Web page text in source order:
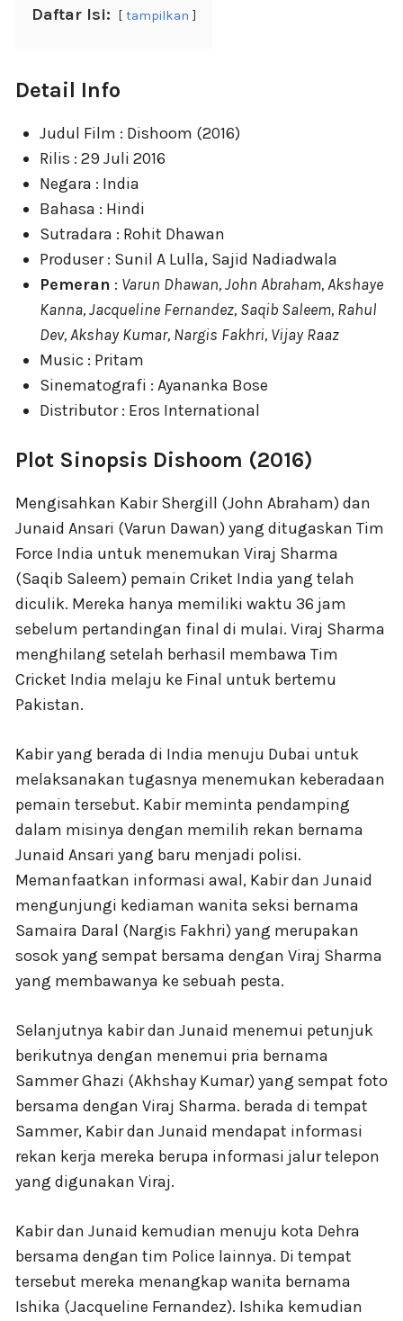
Daftar Isi: tampilkan
Detail Info
Judul Film : Dishoom (2016)
Rilis : 29 Juli 2016
Negara : India
Bahasa : Hindi
Sutradara : Rohit Dhawan
Produser : Sunil A Lulla, Sajid Nadiadwala
Pemeran : Varun Dhawan, John Abraham, Akshaye
Kanna, Jacqueline Fernandez, Saqib Saleem, Rahul
Dev, Akshay Kumar, Nargis Fakhri, Vijay Raaz
Music : Pritam
Sinematografi : Ayananka Bose
Distributor : Eros International
Plot Sinopsis Dishoom (2016)
Mengisahkan Kabir Shergill (John Abraham) dan
Junaid Ansari (Varun Dawan) yang ditugaskan Tim
Force India untuk menemukan Viraj Sharma
(Saqib Saleem) pemain Criket India yang telah
diculik. Mereka hanya memiliki waktu 36 jam
sebelum pertandingan final di mulai. Viraj Sharma
menghilang setelah berhasil membawa Tim
Cricket India melaju ke Final untuk bertemu
Pakistan.
Kabir yang berada di India menuju Dubai untuk
melaksanakan tugasnya menemukan keberadaan
pemain tersebut. Kabir meminta pendamping
dalam misinya dengan memilih rekan bernama
Junaid Ansari yang baru menjadi polisi.
Memanfaatkan informasi awal, Kabir dan Junaid
mengunjungi kediaman wanita seksi bernama
Samaira Daral (Nargis Fakhri) yang merupakan
sosok yang sempat bersama dengan Viraj Sharma
yang membawanya ke sebuah pesta.
Selanjutnya kabir dan Junaid menemui petunjuk
berikutnya dengan menemui pria bernama
Sammer Ghazi (Akhshay Kumar) yang sempat foto
bersama dengan Viraj Sharma. berada di tempat
Sammer, Kabir dan Junaid mendapat informasi
rekan kerja mereka berupa informasi jalur telepon
yang digunakan Viraj.
Kabir dan Junaid kemudian menuju kota Dehra
bersama dengan tim Police lainnya. Di tempat
tersebut mereka menangkap wanita bernama
Ishika (Jacqueline Fernandez). Ishika kemudian